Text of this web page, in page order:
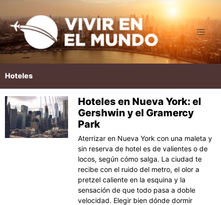
al
contenido
Hoteles
Hoteles en Nueva York: el
Gershwin y el Gramercy
Park
Aterrizar en Nueva York con una maleta y
sin reserva de hotel es de valientes o de
locos, según cómo salga. La ciudad te
recibe con el ruido del metro, el olor a
pretzel caliente en la esquina y la
sensación de que todo pasa a doble
velocidad. Elegir bien dónde dormir
PáginaPáginaPáginaPáginaPágina